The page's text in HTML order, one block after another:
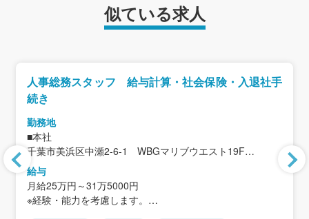
似ている求人
人事総務スタッフ 給与計算・社会保険・入退社手
続き
勤務地
■本社
千葉市美浜区中瀬2-6-1 WBGマリブウエスト19F
＜アクセス＞
JR京葉線「海浜幕張」駅南口より徒歩2分
給与
月給25万円～31万5000円
※経験・能力を考慮します。